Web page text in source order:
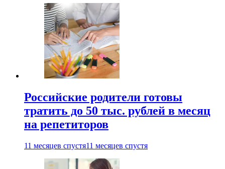
Российские родители готовы
тратить до 50 тыс. рублей в месяц
на репетиторов
11 месяцев спустя11 месяцев спустя